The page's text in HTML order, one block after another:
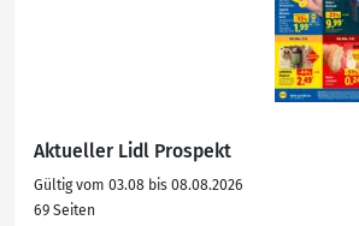
Aktueller Lidl Prospekt
Gültig vom 03.08 bis 08.08.2026
69 Seiten